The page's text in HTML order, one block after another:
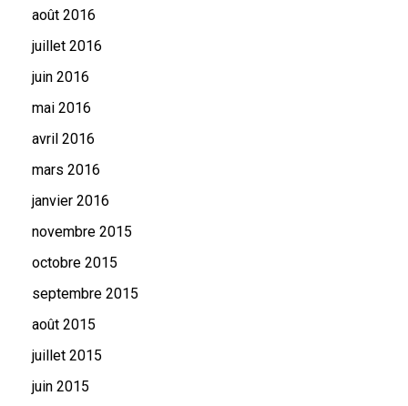
août 2016
juillet 2016
juin 2016
mai 2016
avril 2016
mars 2016
janvier 2016
novembre 2015
octobre 2015
septembre 2015
août 2015
juillet 2015
juin 2015